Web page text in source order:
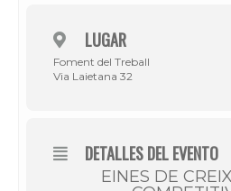
LUGAR
Foment del Treball
Via Laietana 32
DETALLES DEL EVENTO
EINES DE